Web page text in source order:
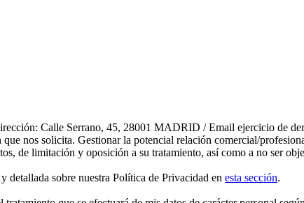
Calle Serrano, 45, 28001 MADRID / Email ejercicio de
nos solicita. Gestionar la potencial relación comercial/
de limitación y oposición a su tratamiento, así como a no ser
detallada sobre nuestra Política de Privacidad en esta sección.